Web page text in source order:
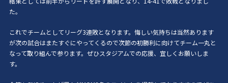
た。
これでチームとしてリーグ3連敗となります。悔しい気持ちは当然あります
が次の試合はまたすぐにやってくるので次節の初勝利に向けてチーム一丸と
なって取り組んで参ります。ぜひスタジアムでの応援、宜しくお願いしま
す。